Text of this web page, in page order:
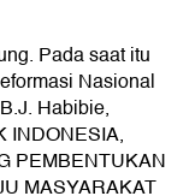
Pada saat itu
Nasional
Habibie,
INDONESIA,
PEMBENTUKAN
MASYARAKAT